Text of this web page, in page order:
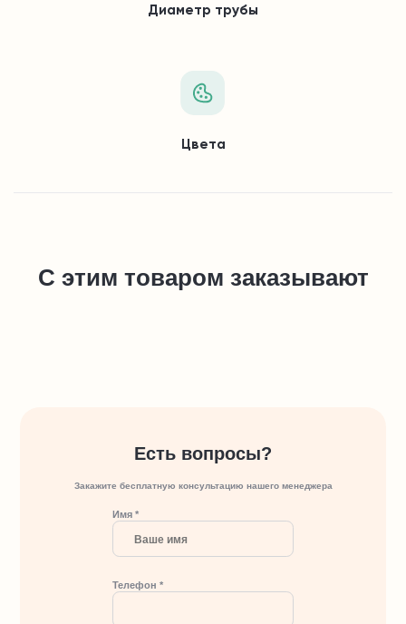
Диаметр трубы
Цвета
С этим товаром заказывают
Есть вопросы?
Закажите бесплатную консультацию нашего менеджера
Имя *
Телефон *